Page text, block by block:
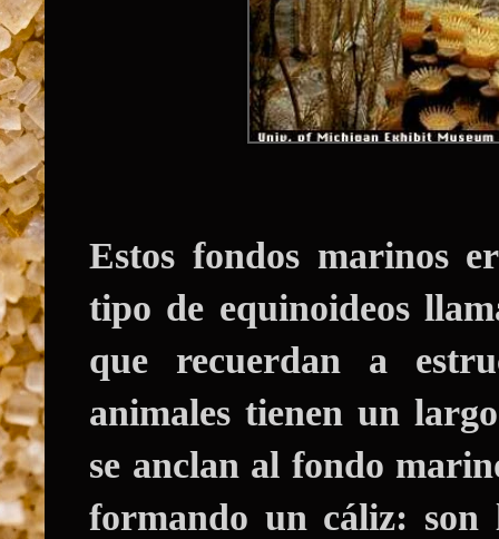
Estos fondos marinos
tipo de equinoideos
que recuerdan a
animales tienen un
se anclan al fondo
formando un cáliz: son